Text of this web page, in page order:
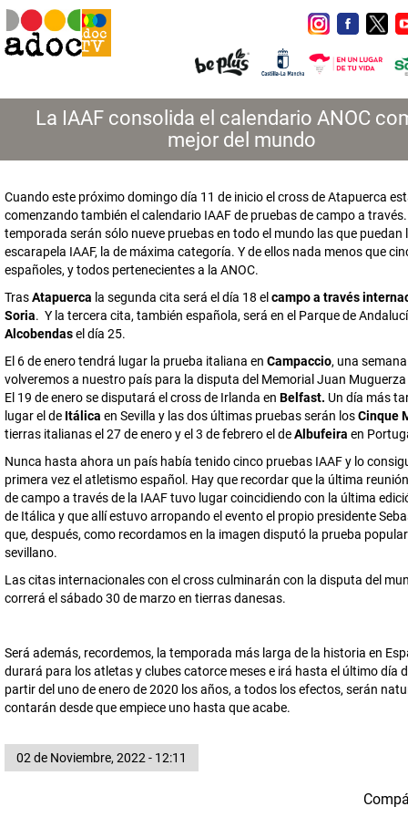
La IAAF consolida el calendario ANOC
mejor del mundo
Cuando este próximo domingo día 11 de inicio el cross de Atapuerca
comenzando también el calendario IAAF de pruebas de campo a
temporada serán sólo nueve pruebas en todo el mundo las que puedan
escarapela IAAF, la de máxima categoría. Y de ellos nada menos que
españoles, y todos pertenecientes a la ANOC.
TrasAtapuerca la segunda cita será el día 18 el campo a través
Soria. Y la tercera cita, también española, será en el Parque de
Alcobendasel día 25.
El 6 de enero tendrá lugar la prueba italiana en Campaccio, una
volveremos a nuestro país para la disputa del Memorial Juan
El 19 de enero se disputará el cross de Irlanda en Belfast. Un día más
lugar el de Itálica en Sevilla y las dos últimas pruebas serán losCinque
tierras italianas el 27 de enero y el 3 de febrero el deAlbufeira en
Nunca hasta ahora un país había tenido cinco pruebas IAAF y lo
primera vez el atletismo español. Hay que recordar que la última
de campo a través de la IAAF tuvo lugar coincidiendo con la última
de Itálica y que allí estuvo arropando el evento el propio presidente
que, después, como recordamos en la imagen disputó la prueba
sevillano.
Las citas internacionales con el cross culminarán con la disputa del
correrá el sábado 30 de marzo en tierras danesas.
Será además, recordemos, la temporada más larga de la historia en
durará para los atletas y clubes catorce meses e irá hasta el último día
partir del uno de enero de 2020 los años, a todos los efectos, serán
contarán desde que empiece uno hasta que acabe.
02 de Noviembre, 2022 - 12:11